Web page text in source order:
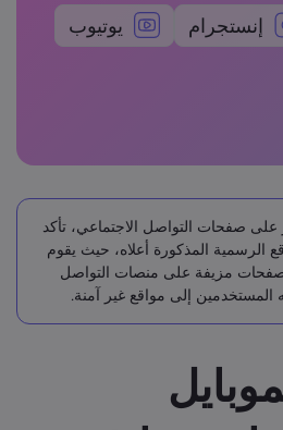
إنستجرام
يوتيوب
صفحات التواصل الاجتماعي، تأكد
الرسمية المذكورة أعلاه، حيث يقوم
صفحات مزيفة على منصات التواصل
المستخدمين إلى مواقع غير آمنة.